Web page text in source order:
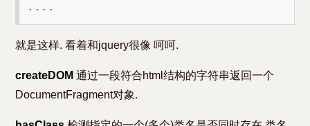
就是这样. 看着和jquery很像 呵呵.
createDOM 通过一段符合html结构的字符串返回一个
DocumentFragment对象.